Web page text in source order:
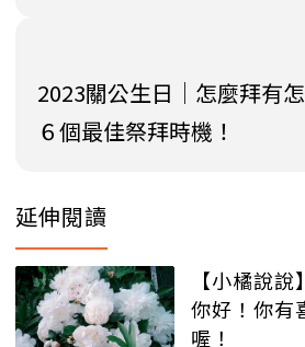
2023關公生日│怎麼拜有
６個最佳祭拜時機！
延伸閱讀
【小橘說
你好！你有
喔！